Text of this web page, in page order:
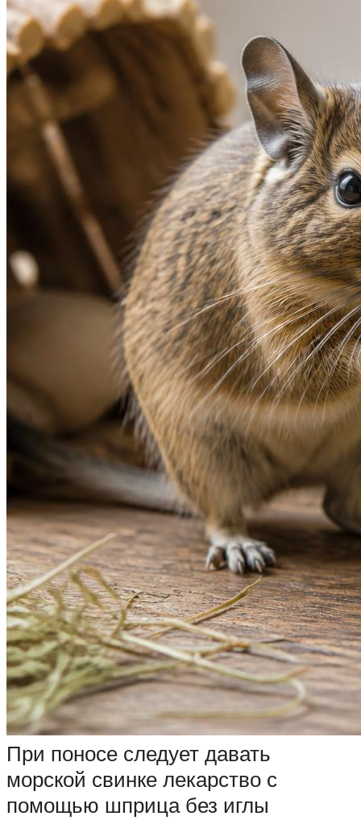
При поносе следует давать
морской свинке лекарство с
помощью шприца без иглы